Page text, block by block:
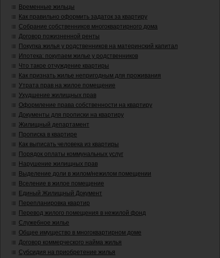
Временные жильцы
Как правильно оформить задаток за квартиру
Собрание собственников многоквартирного дома
Договор пожизненной ренты
Покупка жилья у родственников на материнский капитал
Ипотека: покупаем жилье у родственников
Что такое отчуждение квартиры
Как признать жилье непригодным для проживания
Утрата прав на жилое помещение
Ухудшение жилищных прав
Оформление права собственности на квартиру
Документы для прописки на квартиру
Жилищный департамент
Прописка в квартире
Как выписать человека из квартиры
Порядок оплаты коммунальных услуг
Нарушение жилищных прав
Выделение доли в жилом/нежилом помещении
Вселение в жилое помещение
Единый Жилищный Документ
Перепланировка квартир
Перевод жилого помещения в нежилой фонд
Служебное жилье
Общее имущество в многоквартирном доме
Договор коммерческого найма жилья
Субсидия на приобретение жилья